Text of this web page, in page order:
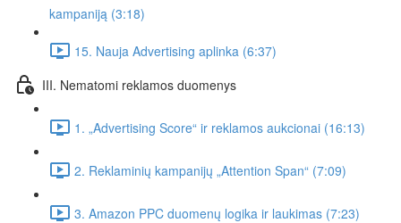
kampaniją (3:18)
15. Nauja Advertising aplinka (6:37)
III. Nematomi reklamos duomenys
1. „Advertising Score“ ir reklamos aukcionai (16:13)
2. Reklaminių kampanijų „Attention Span“ (7:09)
3. Amazon PPC duomenų logika ir laukimas (7:23)